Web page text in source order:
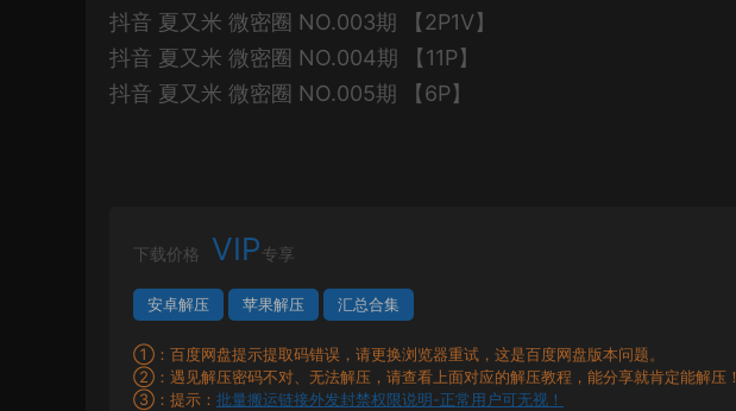
抖音 夏又米 微密圈 NO.003期 【2P1V】
抖音 夏又米 微密圈 NO.004期 【11P】
抖音 夏又米 微密圈 NO.005期 【6P】
下载价格 VIP 专享
安卓解压 苹果解压 汇总合集
①：百度网盘提示提取码错误，请更换浏览器重试，这是百度网盘版本问题。
②：遇见解压密码不对、无法解压，请查看上面对应的解压教程，能分享就肯定能解压！
③：提示： 批量搬运链接外发封禁权限说明-正常用户可无视！